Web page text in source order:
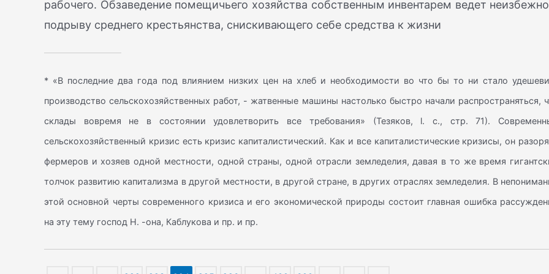
рабочего. Обзаведение помещичьего хозяйства собственным инвентарем ведет
подрыву среднего крестьянства, снискивающего себе средства к жизни
* «В последние два года под влиянием низких цен на хлеб и необходимости во что бы то ни стало
производство сельскохозяйственных работ, - жатвенные машины настолько быстро начали распространяться,
склады вовремя не в состоянии удовлетворить все требования» (Тезяков, l. c., стр. 71).
сельскохозяйственный кризис есть кризис капиталистический. Как и все капиталистические кризисы, он
фермеров и хозяев одной местности, одной страны, одной отрасли земледелия, давая в то же время
толчок развитию капитализма в другой местности, в другой стране, в других отраслях земледелия. В
этой основной черты современного кризиса и его экономической природы состоит главная ошибка
на эту тему господ Н. -она, Каблукова и пр. и пр.